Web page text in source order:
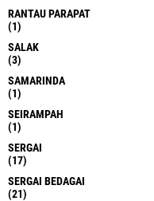
RANTAU PARAPAT
(1)
SALAK
(3)
SAMARINDA
(1)
SEIRAMPAH
(1)
SERGAI
(17)
SERGAI BEDAGAI
(21)